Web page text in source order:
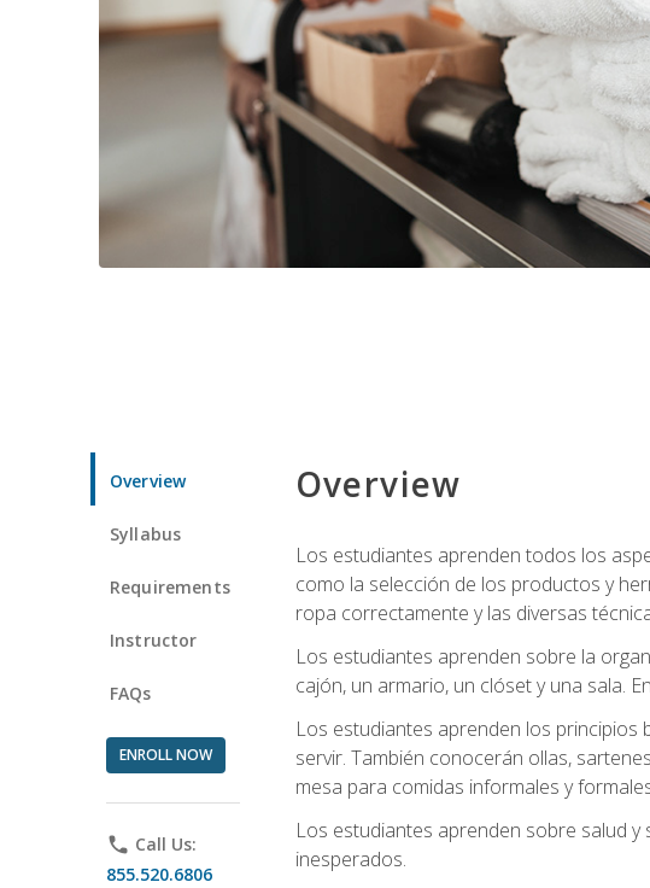
Overview
Syllabus
Requirements
Instructor
FAQs
ENROLL NOW
phone Call Us:
855.520.6806
Overview
Los estudiantes aprenden todos los
como la selección de los productos y
ropa correctamente y las diversas
Los estudiantes aprenden sobre la
cajón, un armario, un clóset y una sala.
Los estudiantes aprenden los principios
servir. También conocerán ollas,
mesa para comidas informales y
Los estudiantes aprenden sobre salud
inesperados.